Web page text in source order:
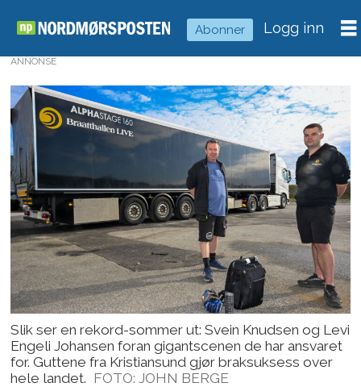
Abonner Logg inn
ANNONSE
Slik ser en rekord-sommer ut: Svein Knudsen og Levi
Engeli Johansen foran gigantscenen de har ansvaret
for. Guttene fra Kristiansund gjør braksuksess over
hele landet. FOTO: JOHN BERGE